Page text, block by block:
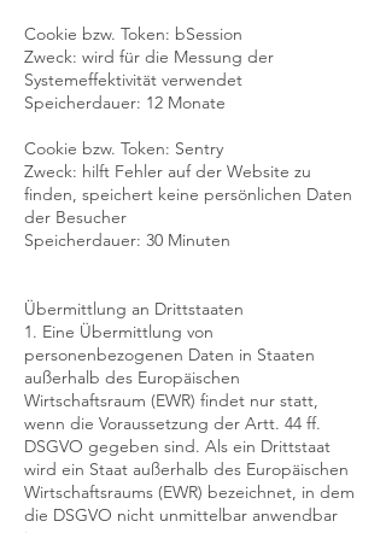
Cookie bzw. Token: bSession
Zweck: wird für die Messung der
Systemeffektivität verwendet
Speicherdauer: 12 Monate
Cookie bzw. Token: Sentry
Zweck: hilft Fehler auf der Website zu
finden, speichert keine persönlichen Daten
der Besucher
Speicherdauer: 30 Minuten
Übermittlung an Drittstaaten
1. Eine Übermittlung von
personenbezogenen Daten in Staaten
außerhalb des Europäischen
Wirtschaftsraum (EWR) findet nur statt,
wenn die Voraussetzung der Artt. 44 ff.
DSGVO gegeben sind. Als ein Drittstaat
wird ein Staat außerhalb des Europäischen
Wirtschaftsraums (EWR) bezeichnet, in dem
die DSGVO nicht unmittelbar anwendbar